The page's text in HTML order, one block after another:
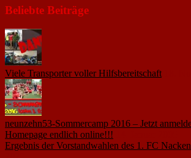
Beliebte Beiträge
Viele Transporter voller Hilfsbereitschaft
neunzehn53-Sommercamp 2016 – Jetzt
Homepage endlich online!!!
Ergebnis der Vorstandwahlen des 1. FC